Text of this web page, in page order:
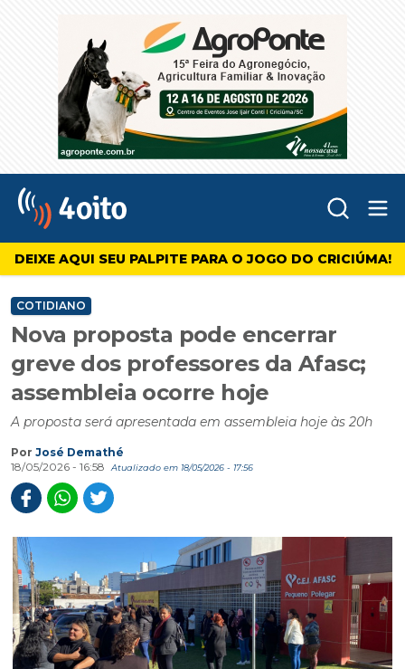
4oito
DEIXE AQUI SEU PALPITE PARA O JOGO DO CRICIÚMA!
COTIDIANO
Nova proposta pode encerrar
greve dos professores da Afasc;
assembleia ocorre hoje
A proposta será apresentada em assembleia hoje às 20h
Por José Demathé
18/05/2026 - 16:58
Atualizado em 18/05/2026 - 17:56